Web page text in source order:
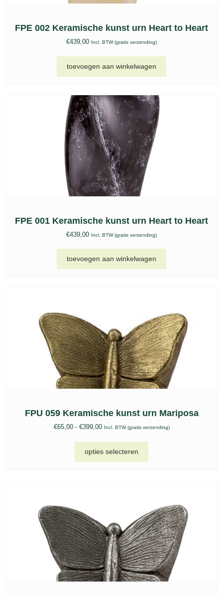
FPE 002 Keramische kunst urn Heart to Heart
€439,00 Incl. BTW (gratis verzending)
toevoegen aan winkelwagen
FPE 001 Keramische kunst urn Heart to Heart
€439,00 Incl. BTW (gratis verzending)
toevoegen aan winkelwagen
FPU 059 Keramische kunst urn Mariposa
€65,00 - €399,00 Incl. BTW (gratis verzending)
opties selecteren